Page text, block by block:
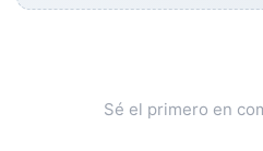
Sé el primero en